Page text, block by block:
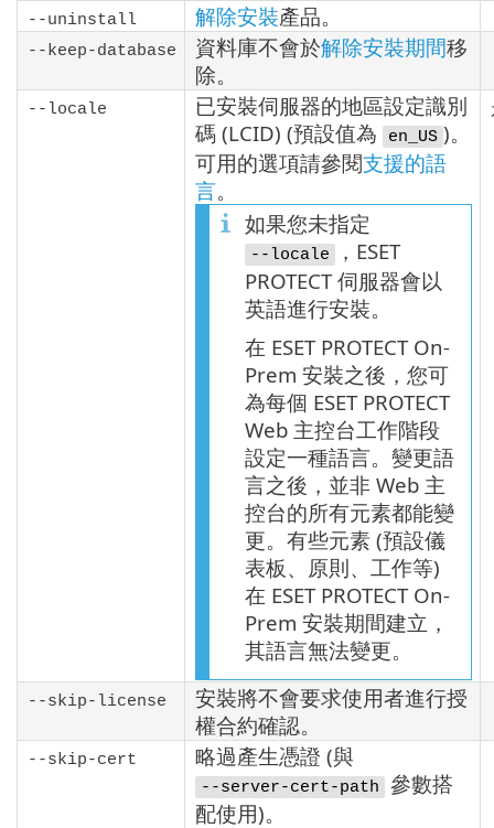
--uninstall 解除安裝產品。
--keep-database 資料庫不會於解除安裝期間移
除。
--locale
已安裝伺服器的地區設定識別
碼 (LCID) (預設值為
en_US )。
可用的選項請參閱支援的語
言。
如果您未指定
--locale
，ESET
PROTECT 伺服器會以
英語進行安裝。
在 ESET PROTECT On-
Prem 安裝之後，您可
為每個 ESET PROTECT
Web 主控台工作階段
設定一種語言。變更語
言之後，並非 Web 主
控台的所有元素都能變
更。有些元素 (預設儀
表板、原則、工作等)
在 ESET PROTECT On-
Prem 安裝期間建立，
其語言無法變更。
--skip-license
安裝將不會要求使用者進行授
權合約確認。
--skip-cert 略過產生憑證 (與
--server-cert-path
參數搭
配使用)。